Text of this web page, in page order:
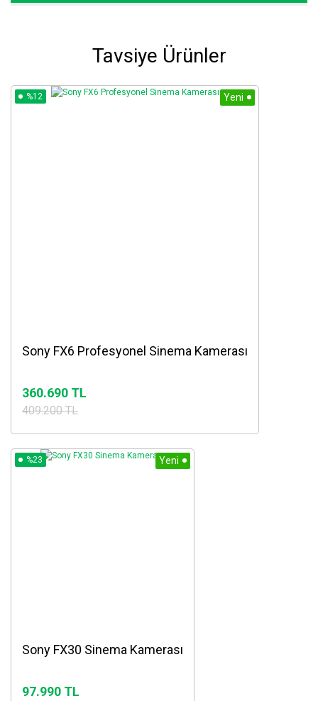
Tavsiye Ürünler
%12 Yeni
Sony FX6 Profesyonel Sinema Kamerası
360.690 TL
409.200 TL
%23 Yeni
Sony FX30 Sinema Kamerası
97.990 TL